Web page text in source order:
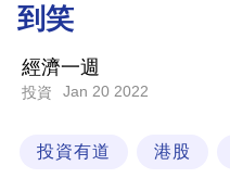
技
到笑
經濟一週
投資 Jan 20 2022
投資有道 港股